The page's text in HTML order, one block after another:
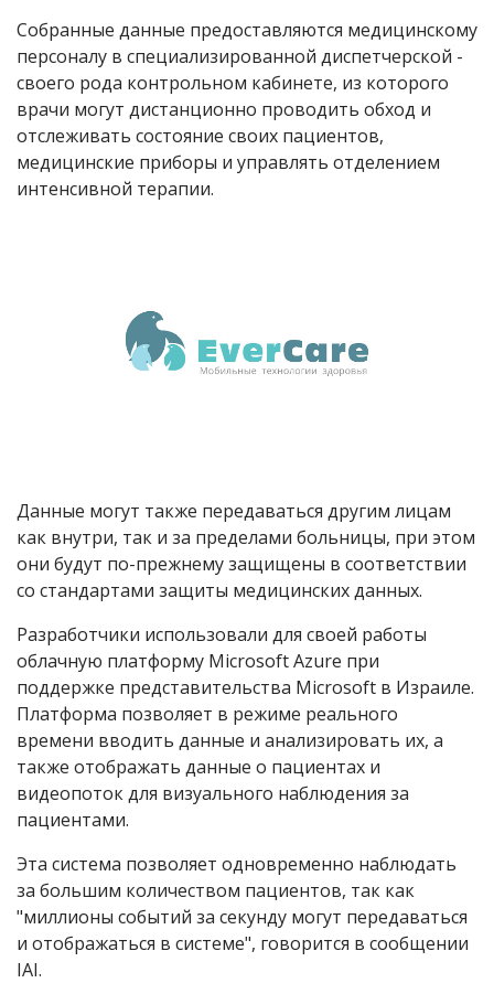
Собранные данные предоставляются медицинскому
персоналу в специализированной диспетчерской -
своего рода контрольном кабинете, из которого
врачи могут дистанционно проводить обход и
отслеживать состояние своих пациентов,
медицинские приборы и управлять отделением
интенсивной терапии.
Данные могут также передаваться другим лицам
как внутри, так и за пределами больницы, при этом
они будут по-прежнему защищены в соответствии
со стандартами защиты медицинских данных.
Разработчики использовали для своей работы
облачную платформу Microsoft Azure при
поддержке представительства Microsoft в Израиле.
Платформа позволяет в режиме реального
времени вводить данные и анализировать их, а
также отображать данные о пациентах и
видеопоток для визуального наблюдения за
пациентами.
Эта система позволяет одновременно наблюдать
за большим количеством пациентов, так как
"миллионы событий за секунду могут передаваться
и отображаться в системе", говорится в сообщении
IAI.